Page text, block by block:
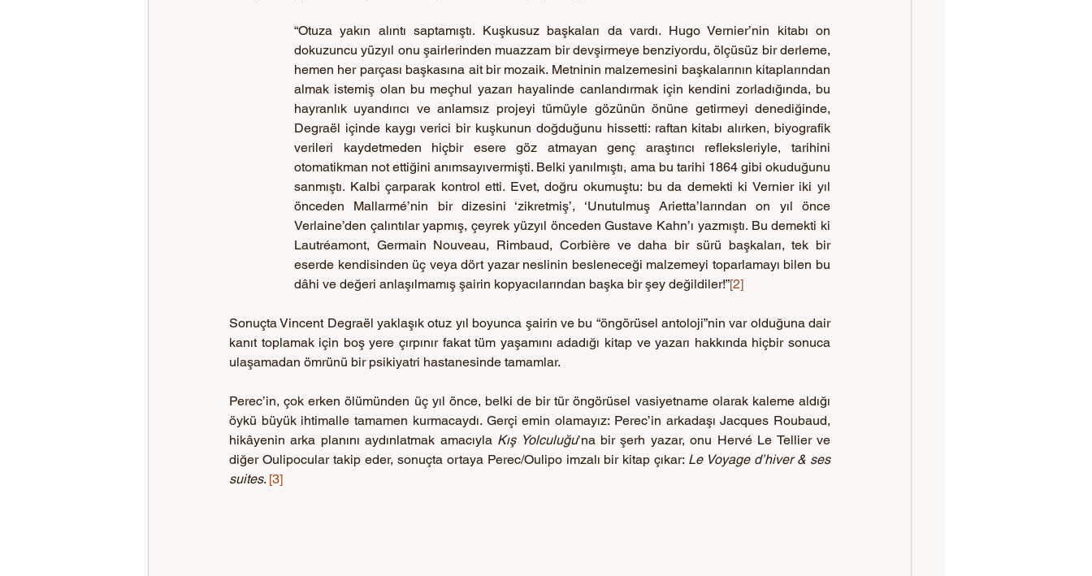
“Otuza yakın alıntı saptamıştı. Kuşkusuz başkaları da vardı. Hugo Vernier’nin kitabı on
dokuzuncu yüzyıl onu şairlerinden muazzam bir devşirmeye benziyordu, ölçüsüz bir derleme,
hemen her parçası başkasına ait bir mozaik. Metninin malzemesini başkalarının kitaplarından
almak istemiş olan bu meçhul yazarı hayalinde canlandırmak için kendini zorladığında, bu
hayranlık uyandırıcı ve anlamsız projeyi tümüyle gözünün önüne getirmeyi denediğinde,
Degraël içinde kaygı verici bir kuşkunun doğduğunu hissetti: raftan kitabı alırken, biyografik
verileri kaydetmeden hiçbir esere göz atmayan genç araştırıcı refleksleriyle, tarihini
otomatikman not ettiğini anımsayıvermişti. Belki yanılmıştı, ama bu tarihi 1864 gibi okuduğunu
sanmıştı. Kalbi çarparak kontrol etti. Evet, doğru okumuştu: bu da demekti ki Vernier iki yıl
önceden Mallarmé’nin bir dizesini ‘zikretmiş’, ‘Unutulmuş Arietta’larından on yıl önce
Verlaine’den çalıntılar yapmış, çeyrek yüzyıl önceden Gustave Kahn’ı yazmıştı. Bu demekti ki
Lautréamont, Germain Nouveau, Rimbaud, Corbière ve daha bir sürü başkaları, tek bir
eserde kendisinden üç veya dört yazar neslinin besleneceği malzemeyi toparlamayı bilen bu
dâhi ve değeri anlaşılmamış şairin kopyacılarından başka bir şey değildiler!”[2]
Sonuçta Vincent Degraël yaklaşık otuz yıl boyunca şairin ve bu “öngörüsel antoloji”nin var olduğuna dair
kanıt toplamak için boş yere çırpınır fakat tüm yaşamını adadığı kitap ve yazarı hakkında hiçbir sonuca
ulaşamadan ömrünü bir psikiyatri hastanesinde tamamlar.
Perec’in, çok erken ölümünden üç yıl önce, belki de bir tür öngörüsel vasiyetname olarak kaleme aldığı
öykü büyük ihtimalle tamamen kurmacaydı. Gerçi emin olamayız: Perec’in arkadaşı Jacques Roubaud,
hikâyenin arka planını aydınlatmak amacıyla Kış Yolculuğu’na bir şerh yazar, onu Hervé Le Tellier ve
diğer Oulipocular takip eder, sonuçta ortaya Perec/Oulipo imzalı bir kitap çıkar: Le Voyage d’hiver & ses
suites. [3]